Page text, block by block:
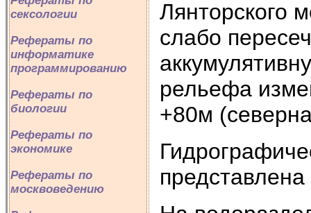
сексологии
Рефераты по
информатике
программированию
Рефераты по
биологии
Рефераты по
экономике
Рефераты по
москвоведению
Лянторского
слабо
рельефа
+80м